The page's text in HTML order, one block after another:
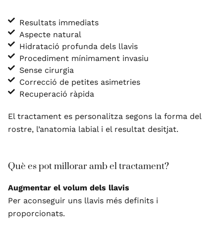
Resultats immediats
Aspecte natural
Hidratació profunda dels llavis
Procediment mínimament invasiu
Sense cirurgia
Correcció de petites asimetries
Recuperació ràpida
El tractament es personalitza segons la forma del
rostre, l’anatomia labial i el resultat desitjat.
Què es pot millorar amb el tractament?
Augmentar el volum dels llavis
Per aconseguir uns llavis més definits i
proporcionats.